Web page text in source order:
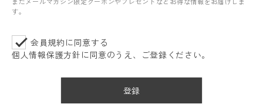
す。
会員規約 に同意する
個人情報保護方針 に同意のうえ、ご登録ください。
登録